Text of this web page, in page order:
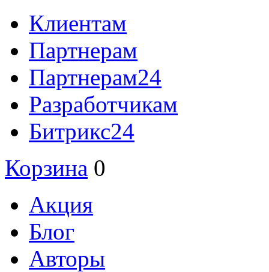
Клиентам
Партнерам
Партнерам24
Разработчикам
Битрикс24
Корзина 0
Акция
Блог
Авторы